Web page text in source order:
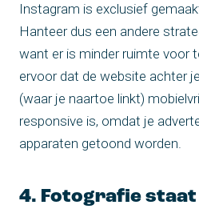
Instagram is exclusief
Hanteer dus een andere
want er is minder ruimte voor
ervoor dat de website achter
(waar je naartoe linkt)
responsive is, omdat je
apparaten getoond worden.
4. Fotografie